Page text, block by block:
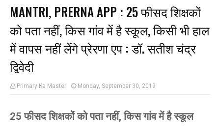
MANTRI, PRERNA APP : 25 फीसद शिक्षकों
को पता नहीं, किस गांव में है स्कूल, किसी भी हाल
में वापस नहीं लेंगे प्रेरणा एप : डॉ. सतीश चंद्र
द्विवेदी
Primary Ka Master Monday, September 30, 2019
25 फीसद शिक्षकों को पता नहीं, किस गांव में है स्कूल